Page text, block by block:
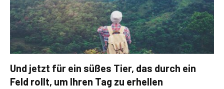
Und jetzt für ein süßes Tier, das durch ein
Feld rollt, um Ihren Tag zu erhellen